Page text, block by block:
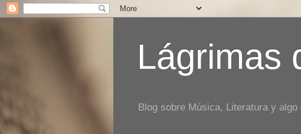
Lágrimas
Blog sobre Música, Literatura y algo